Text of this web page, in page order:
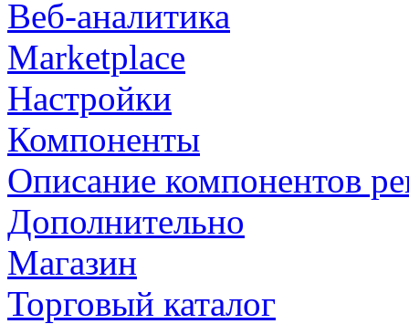
Веб-аналитика
Marketplace
Настройки
Компоненты
Описание компонентов
Дополнительно
Магазин
Торговый каталог